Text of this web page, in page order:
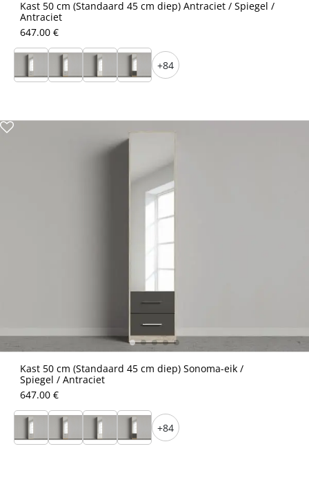
Kast 50 cm (Standaard 45 cm diep) Antraciet / Spiegel /
Antraciet
647.00 €
+84
Kast 50 cm (Standaard 45 cm diep) Sonoma-eik /
Spiegel / Antraciet
647.00 €
+84